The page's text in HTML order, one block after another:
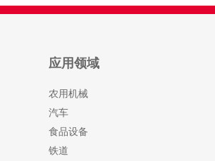
应用领域
农用机械
汽车
食品设备
铁道